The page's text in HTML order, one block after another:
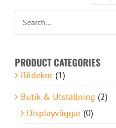
Lämna original & filer
Om oss
Kontakt
PRODUCT CATEGORIES
Bildekor (1)
Butik & Utställning (2)
Displayväggar (0)